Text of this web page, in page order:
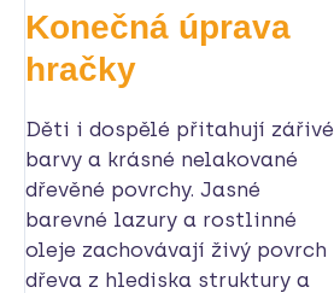
Konečná úprava
hračky
Děti i dospělé přitahují zářivé
barvy a krásné nelakované
dřevěné povrchy. Jasné
barevné lazury a rostlinné
oleje zachovávají živý povrch
dřeva z hlediska struktury a